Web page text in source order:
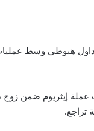
إيثريوم وريبل بنسبة 10% ضمن